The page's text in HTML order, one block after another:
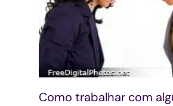
Como trabalhar com